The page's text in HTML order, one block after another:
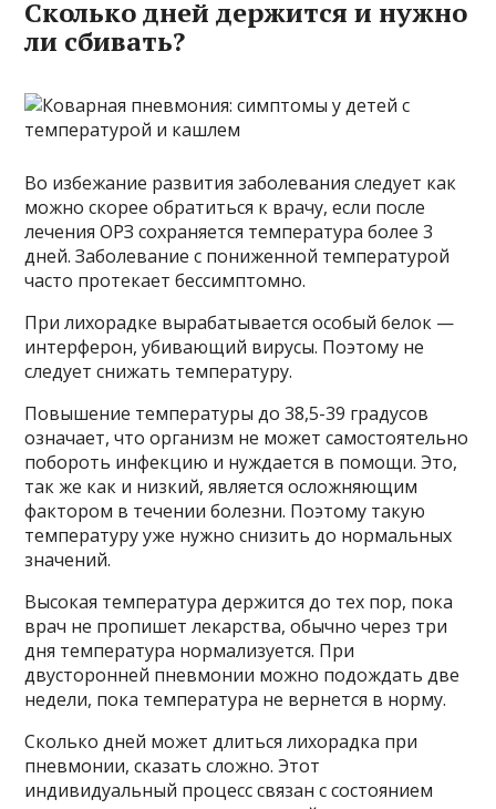
Сколько дней держится и нужно
ли сбивать?
Во избежание развития заболевания следует как
можно скорее обратиться к врачу, если после
лечения ОРЗ сохраняется температура более 3
дней. Заболевание с пониженной температурой
часто протекает бессимптомно.
При лихорадке вырабатывается особый белок —
интерферон, убивающий вирусы. Поэтому не
следует снижать температуру.
Повышение температуры до 38,5-39 градусов
означает, что организм не может самостоятельно
побороть инфекцию и нуждается в помощи. Это,
так же как и низкий, является осложняющим
фактором в течении болезни. Поэтому такую ​​
температуру уже нужно снизить до нормальных
значений.
Высокая температура держится до тех пор, пока
врач не пропишет лекарства, обычно через три
дня температура нормализуется. При
двусторонней пневмонии можно подождать две
недели, пока температура не вернется в норму.
Сколько дней может длиться лихорадка при
пневмонии, сказать сложно. Этот
индивидуальный процесс связан с состоянием